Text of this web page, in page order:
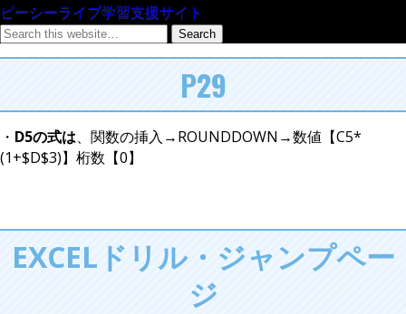
ピーシーライブ学習支援サイト
P29
・ D5の式は、関数の挿入→ROUNDDOWN→数値【C5*
(1+$D$3)】桁数【0】
EXCELドリル・ジャンプペー
ジ